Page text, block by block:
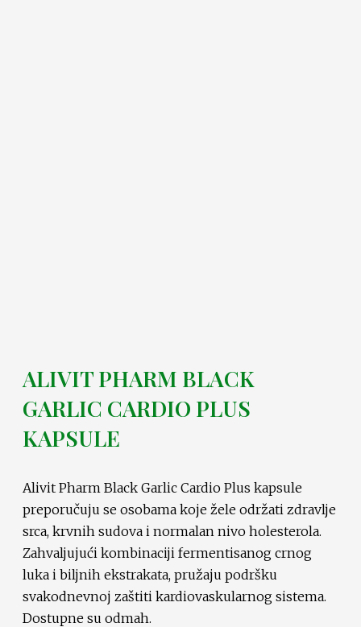
ALIVIT PHARM BLACK
GARLIC CARDIO PLUS
KAPSULE
Alivit Pharm Black Garlic Cardio Plus kapsule
preporučuju se osobama koje žele održati zdravlje
srca, krvnih sudova i normalan nivo holesterola.
Zahvaljujući kombinaciji fermentisanog crnog
luka i biljnih ekstrakata, pružaju podršku
svakodnevnoj zaštiti kardiovaskularnog sistema.
Dostupne su odmah.